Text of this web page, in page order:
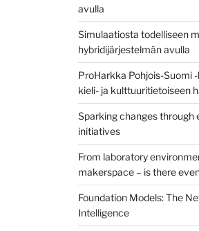
avulla
Simulaatiosta todelliseen
hybridijärjestelmän avulla
ProHarkka Pohjois-Suomi
kieli- ja kulttuuritietoiseen
Sparking changes through
initiatives
From laboratory
makerspace – is there
Foundation Models: The
Intelligence